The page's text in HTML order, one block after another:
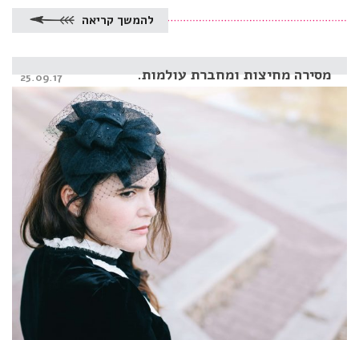
להמשך קריאה
מסירה מחיצות ומחברת עולמות. Posted
on
25.09.17